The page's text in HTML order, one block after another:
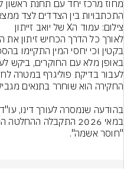
התכתבויות בין הצדדים לצד
צילום: עמוד הX של יואב זייתון
"חוסר אשמה".